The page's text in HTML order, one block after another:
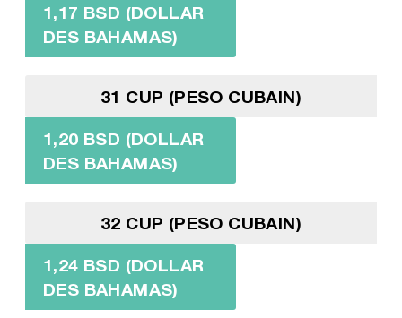
1,17 BSD (DOLLAR
DES BAHAMAS)
31 CUP (PESO CUBAIN)
1,20 BSD (DOLLAR
DES BAHAMAS)
32 CUP (PESO CUBAIN)
1,24 BSD (DOLLAR
DES BAHAMAS)